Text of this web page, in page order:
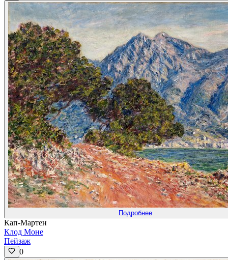
Подробнее
Кап-Мартен
Клод Моне
Пейзаж
0